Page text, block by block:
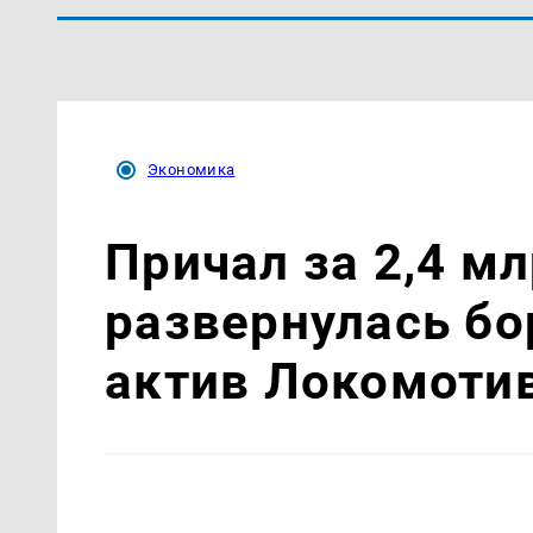
Экономика
Причал за 2,4
развернулась
актив